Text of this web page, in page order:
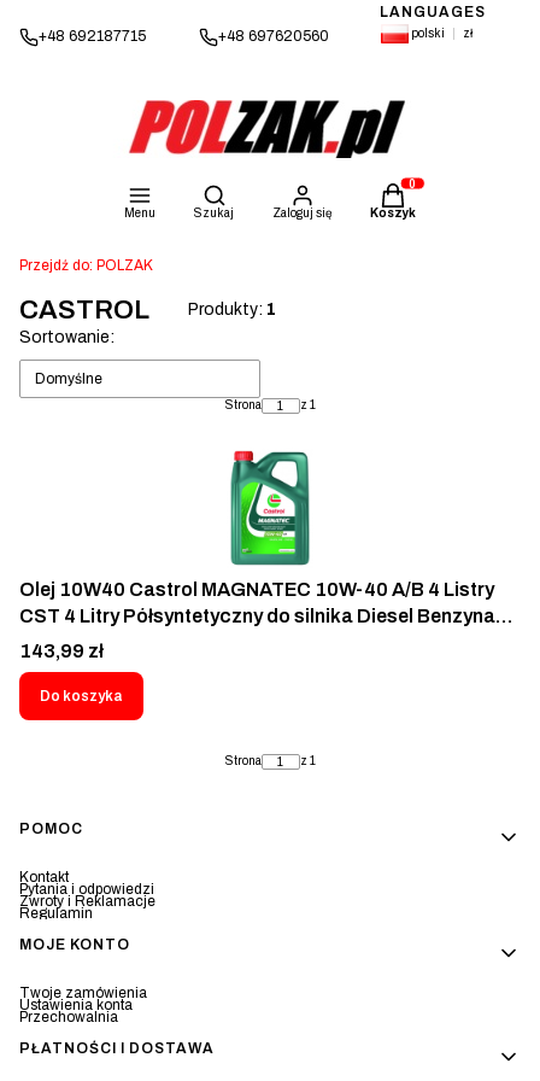
+48 692187715 +48 697620560
LANGUAGES
polski zł
Menu
Otwórz wyszukiwarkę
Szukaj Zaloguj się
Produkty w koszyku:
Koszyk
Przejdź do: POLZAK
CASTROL Produkty: 1
Lista produktów
Sortowanie:
Domyślne
Strona z 1
Olej 10W40 Castrol MAGNATEC 10W-40 A/B 4 Listry
CST 4 Litry Półsyntetyczny do silnika Diesel Benzyna
Gaz LPG 4L 10W-40 Olej Silnikowy Mercedes
Volkswagen Renault Citroen Peugeot Nissan Opel Seat
Iveco Daily Ducato Master LT Sprinter T4 T5
Cena
143,99 zł
Do koszyka
Strona z 1
Linki w stopce
POMOC
Kontakt
Pytania i odpowiedzi
Zwroty i Reklamacje
Regulamin
MOJE KONTO
Twoje zamówienia
Ustawienia konta
Przechowalnia
PŁATNOŚCI I DOSTAWA